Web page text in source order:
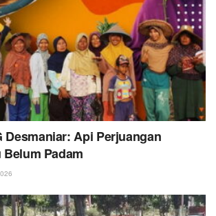
Desmaniar: Api Perjuangan
Padam